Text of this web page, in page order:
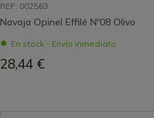
REF: 002563
Navaja Opinel Effilé Nº08 Olivo
En stock - Envío inmediato
28,44 €